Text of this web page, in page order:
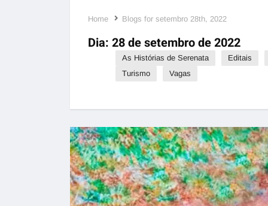
Home Blogs for setembro 28th, 2022
Dia: 28 de setembro de 2022
As Histórias de Serenata Editais
Turismo
Vagas